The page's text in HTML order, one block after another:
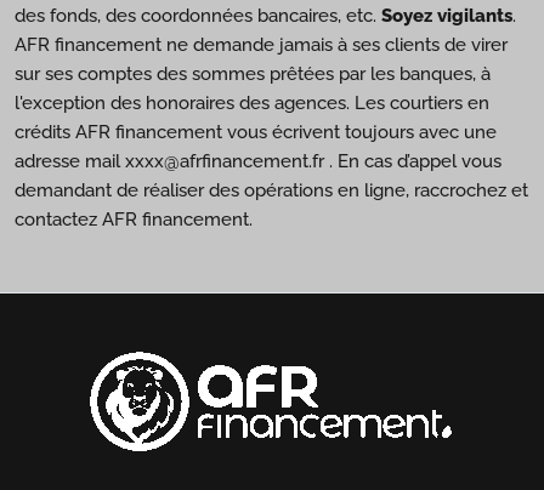
des fonds, des coordonnées bancaires, etc. Soyez vigilants.
AFR financement ne demande jamais à ses clients de virer
sur ses comptes des sommes prêtées par les banques, à
l'exception des honoraires des agences. Les courtiers en
crédits AFR financement vous écrivent toujours avec une
adresse mail xxxx@afrfinancement.fr . En cas d’appel vous
demandant de réaliser des opérations en ligne, raccrochez et
contactez AFR financement.